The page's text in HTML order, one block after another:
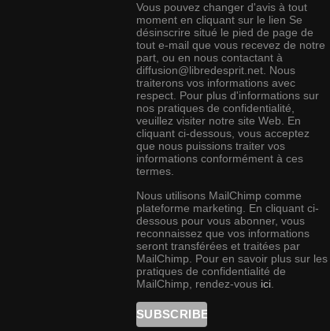
Vous pouvez changer d'avis à tout
moment en cliquant sur le lien Se
désinscrire situé le pied de page de
tout e-mail que vous recevez de notre
part, ou en nous contactant à
diffusion@libredesprit.net. Nous
traiterons vos informations avec
respect. Pour plus d'informations sur
nos pratiques de confidentialité,
veuillez visiter notre site Web. En
cliquant ci-dessous, vous acceptez
que nous puissions traiter vos
informations conformément à ces
termes.
Nous utilisons MailChimp comme
plateforme marketing. En cliquant ci-
dessous pour vous abonner, vous
reconnaissez que vos informations
seront transférées et traitées par
MailChimp. Pour en savoir plus sur les
pratiques de confidentialité de
MailChimp, rendez-vous ici.